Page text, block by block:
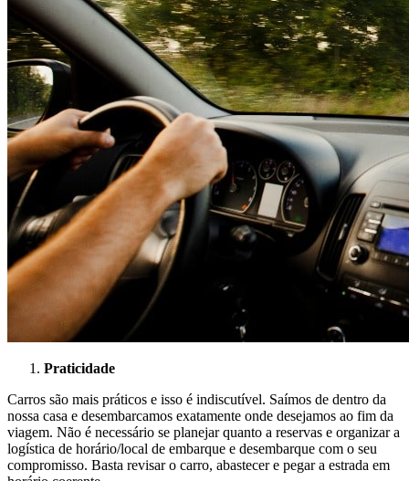
Praticidade
Carros são mais práticos e isso é indiscutível. Saímos de dentro da
nossa casa e desembarcamos exatamente onde desejamos ao fim da
viagem. Não é necessário se planejar quanto a reservas e organizar a
logística de horário/local de embarque e desembarque com o seu
compromisso. Basta revisar o carro, abastecer e pegar a estrada em